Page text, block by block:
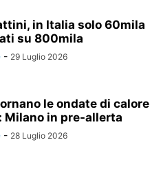
in Italia solo 60mila
su 800mila
- 29 Luglio 2026
le ondate di calore
Milano in pre-allerta
- 28 Luglio 2026